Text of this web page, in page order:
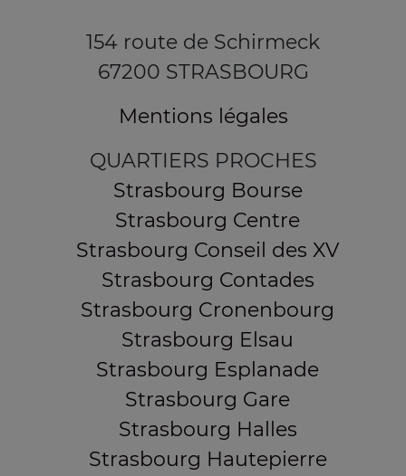
154 route de Schirmeck
67200 STRASBOURG
Mentions légales
QUARTIERS PROCHES
Strasbourg Bourse
Strasbourg Centre
Strasbourg Conseil des XV
Strasbourg Contades
Strasbourg Cronenbourg
Strasbourg Elsau
Strasbourg Esplanade
Strasbourg Gare
Strasbourg Halles
Strasbourg Hautepierre